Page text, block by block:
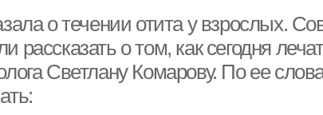
о течении отита у взрослых.
рассказать о том, как сегодня
Светлану Комарову. По ее